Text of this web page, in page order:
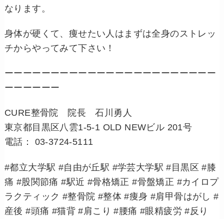
なります。
身体が硬くて、痩せたい人はまずは全身のストレッ
チからやってみて下さい！
ーーーーーーーーーーーーーーーーーーーーーーー
ーーーーーー
CURE整骨院 院長 石川勇人
東京都目黒区八雲1-5-1 OLD NEWビル 201号
電話： 03-3724-5111
#都立大学駅 #自由が丘駅 #学芸大学駅 #目黒区 #膝
痛 #股関節痛 #駅近 #骨格矯正 #骨盤矯正 #カイロプ
ラクティック #整骨院 #整体 #痩身 #肩甲骨はがし #
産後 #頭痛 #猫背 #肩こり #腰痛 #眼精疲労 #反り